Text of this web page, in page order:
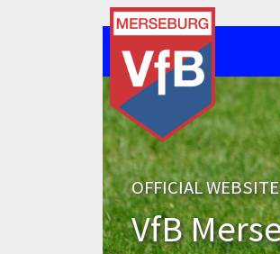
OFFICIAL WEBSITE
VfB